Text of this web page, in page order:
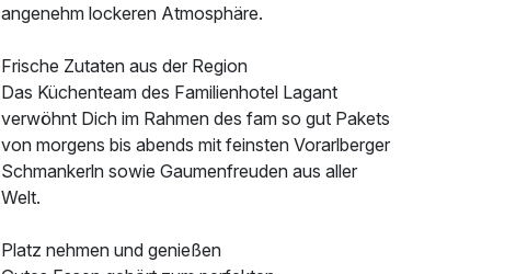
angenehm lockeren Atmosphäre.
Frische Zutaten aus der Region
Das Küchenteam des Familienhotel Lagant
verwöhnt Dich im Rahmen des fam so gut Pakets
von morgens bis abends mit feinsten Vorarlberger
Schmankerln sowie Gaumenfreuden aus aller
Welt.
Platz nehmen und genießen